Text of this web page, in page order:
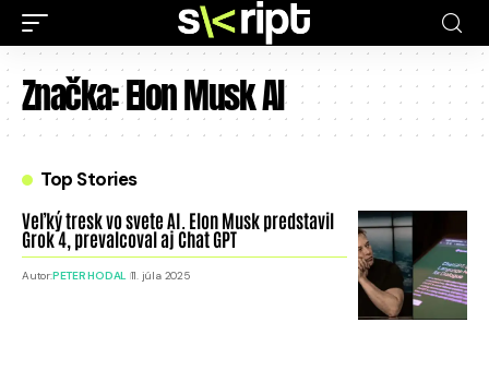
Značka:Elon Musk AI
Top Stories
Veľký tresk vo svete AI. Elon Musk predstavil
Grok 4, prevalcoval aj Chat GPT
Autor:PETER HODAL 11. júla 2025